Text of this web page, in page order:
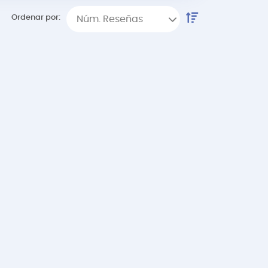
Ordenar por: Núm. Reseñas